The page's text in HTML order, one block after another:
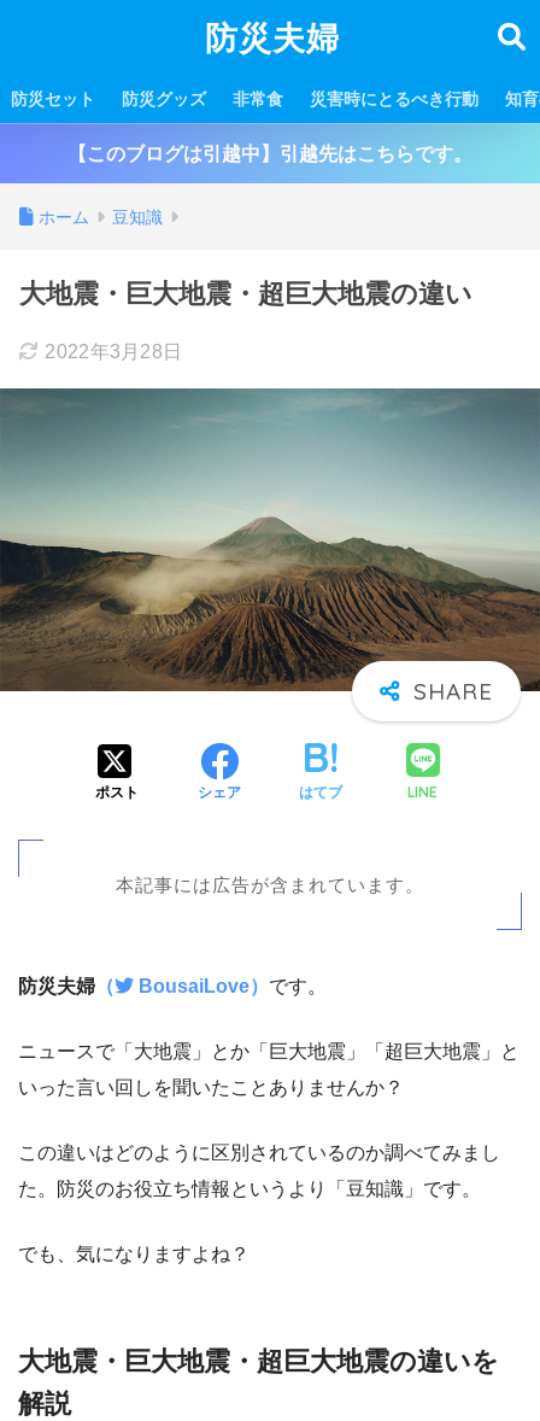
防災夫婦
防災セット 防災グッズ 非常食 災害時にとるべき行動 知
【このブログは引越中】引越先はこちらです。
ホーム 豆知識
大地震・巨大地震・超巨大地震の違い
2022年3月28日
ポスト シェア はてブ LINE
本記事には広告が含まれています。
防災夫婦 （ BousaiLove） です。
ニュースで「大地震」とか「巨大地震」「超巨大地震」と
いった言い回しを聞いたことありませんか？
この違いはどのように区別されているのか調べてみまし
た。防災のお役立ち情報というより「豆知識」です。
でも、気になりますよね？
大地震・巨大地震・超巨大地震の違いを
解説